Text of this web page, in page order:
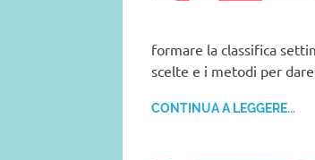
formare la classifica
scelte e i metodi per
CONTINUA A LEGGERE...